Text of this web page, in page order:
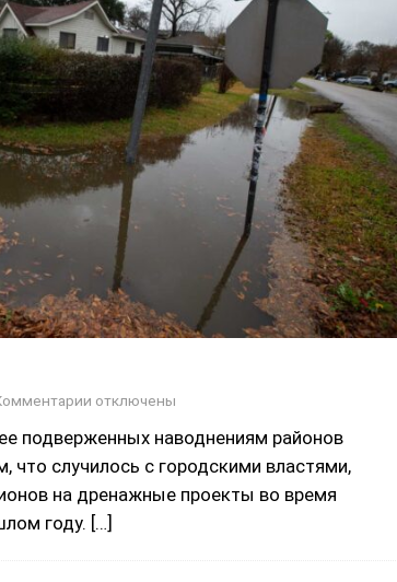
отключены
подверженных наводнениям районов
что случилось с городскими властями,
на дренажные проекты во время
году. […]